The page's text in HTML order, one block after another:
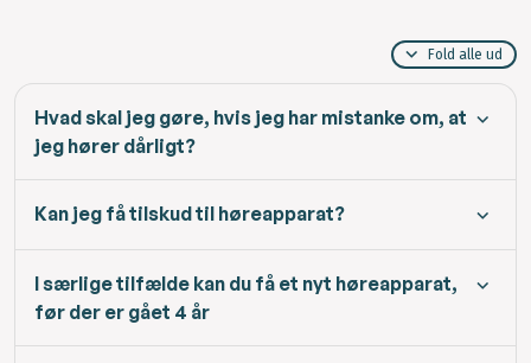
Fold alle ud
Hvad skal jeg gøre, hvis jeg har mistanke om, at
jeg hører dårligt?
Kan jeg få tilskud til høreapparat?
I særlige tilfælde kan du få et nyt høreapparat,
før der er gået 4 år